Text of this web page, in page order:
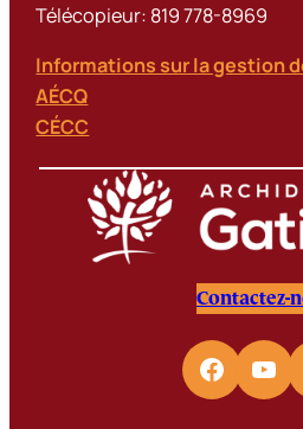
Télécopieur: 819 778-8969
Informations sur la gestion
AÉCQ
CÉCC
Contactez-